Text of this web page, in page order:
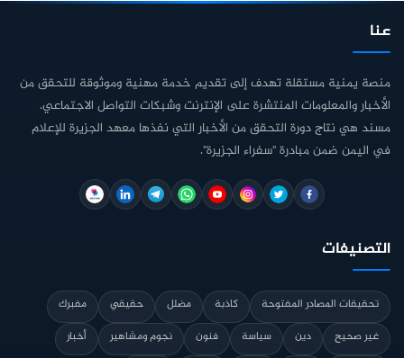
عنا
منصة يمنية مستقلة تهدف إلى تقديم خدمة مهنية وموثوقة للتحقق من
الأخبار والمعلومات المنتشرة على الإنترنت وشبكات التواصل الاجتماعي.
مسند هي نتاج دورة التحقق من الأخبار التي نفذها معهد الجزيرة للإعلام
في اليمن ضمن مبادرة "سفراء الجزيرة".
التصنيفات
تحقيقات المصادر المفتوحة كاذبة مضلل حقيقي
مفبرك
غير صحيح
دين سياسة فنون نجوم ومشاهير
أخبار